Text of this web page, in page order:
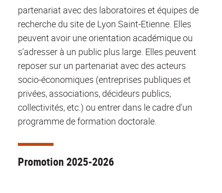
partenariat avec des laboratoires et équipes de
recherche du site de Lyon Saint-Etienne. Elles
peuvent avoir une orientation académique ou
s'adresser à un public plus large. Elles peuvent
reposer sur un partenariat avec des acteurs
socio-économiques (entreprises publiques et
privées, associations, décideurs publics,
collectivités, etc.) ou entrer dans le cadre d'un
programme de formation doctorale.
Promotion 2025-2026